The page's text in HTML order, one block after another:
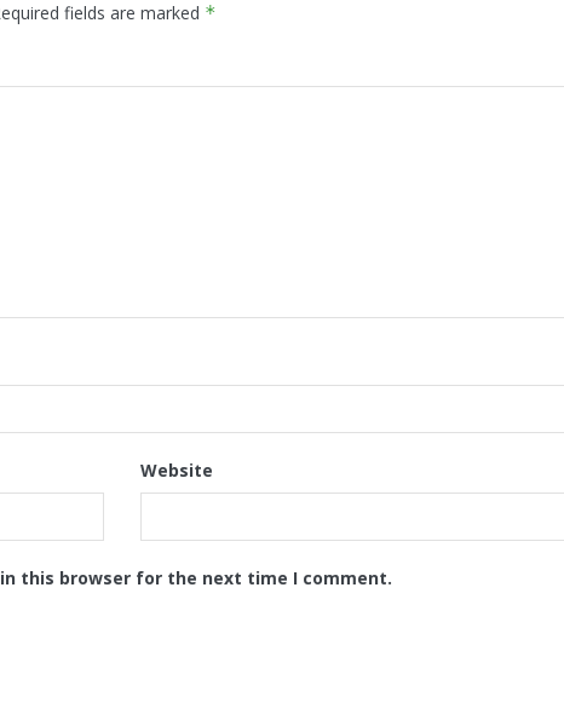
fields are marked *
Website
this browser for the next time I comment.